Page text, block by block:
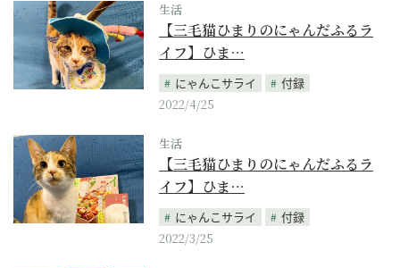
生活
【三毛猫ひまりのにゃんだふるラ
イフ】ひま…
にゃんこサライ
付録
2022/4/25
生活
【三毛猫ひまりのにゃんだふるラ
イフ】ひま…
にゃんこサライ
付録
2022/3/25